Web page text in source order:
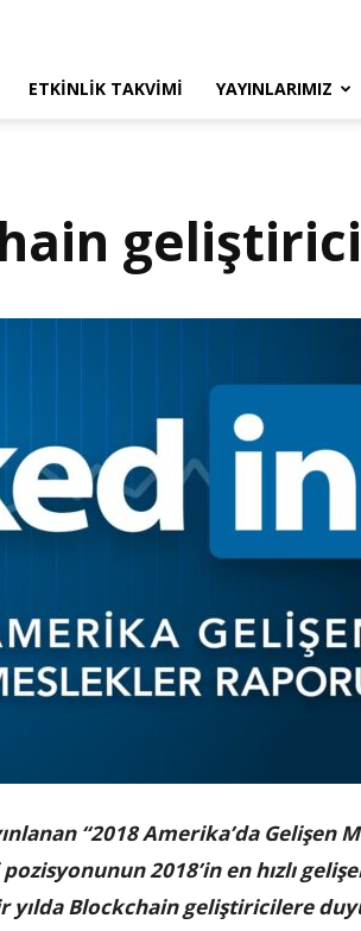
ETKINLIK TAKVIMI YAYINLARIMIZ
“2018 Amerika’da Gelişen
2018’in en hızlı
Blockchain geliştiricilere